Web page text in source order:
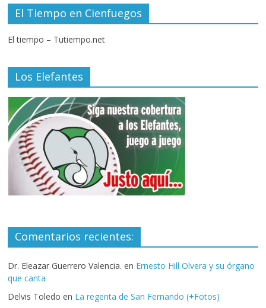
El Tiempo en Cienfuegos
El tiempo – Tutiempo.net
Los Elefantes
Comentarios recientes:
Dr. Eleazar Guerrero Valencia. en Ernesto Hill Olvera y su órgano
que canta
Delvis Toledo en La regenta de San Fernando (+Fotos)